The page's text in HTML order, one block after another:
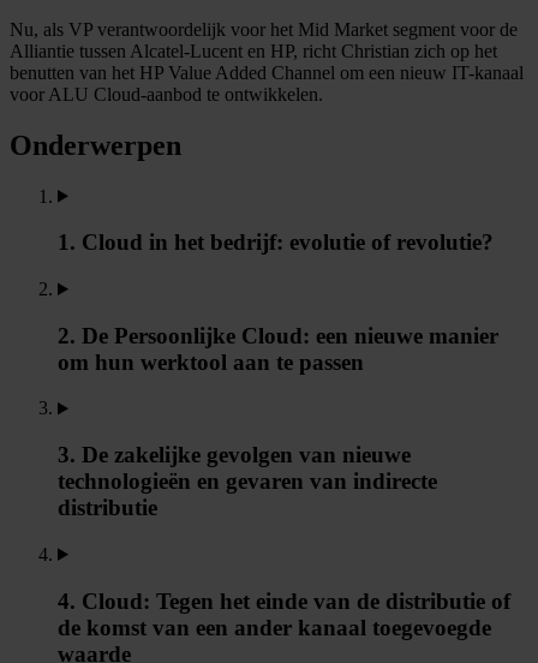
Nu, als VP verantwoordelijk voor het Mid Market segment voor de
Alliantie tussen Alcatel-Lucent en HP, richt Christian zich op het
benutten van het HP Value Added Channel om een nieuw IT-kanaal
voor ALU Cloud-aanbod te ontwikkelen.
Onderwerpen
1. Cloud in het bedrijf: evolutie of revolutie?
2. De Persoonlijke Cloud: een nieuwe manier
om hun werktool aan te passen
3. De zakelijke gevolgen van nieuwe
technologieën en gevaren van indirecte
distributie
4. Cloud: Tegen het einde van de distributie of
de komst van een ander kanaal toegevoegde
waarde